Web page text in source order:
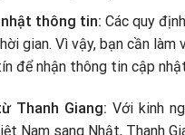
nhật thông tin: Các quy
gian. Vì vậy, bạn cần làm
để nhận thông tin cập
Thanh Giang: Với kinh
Nam sang Nhật, Thanh